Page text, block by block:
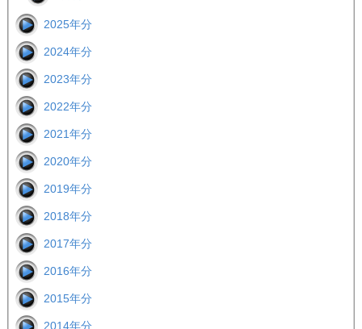
2025年分
2024年分
2023年分
2022年分
2021年分
2020年分
2019年分
2018年分
2017年分
2016年分
2015年分
2014年分